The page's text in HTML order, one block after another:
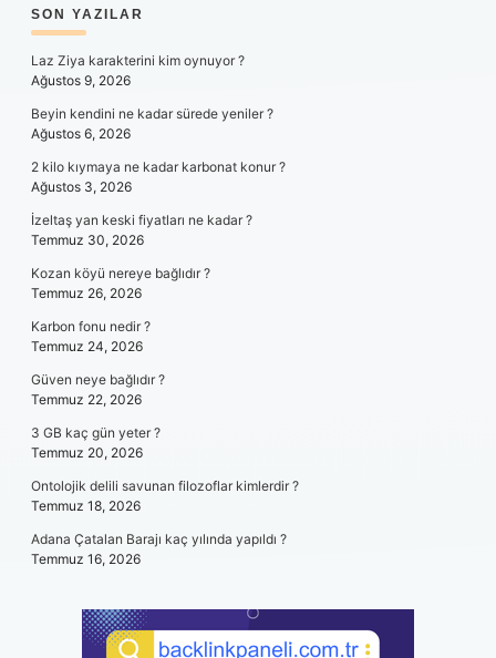
SIDEBAR
SON YAZILAR
Laz Ziya karakterini kim oynuyor ?
Ağustos 9, 2026
Beyin kendini ne kadar sürede yeniler ?
Ağustos 6, 2026
2 kilo kıymaya ne kadar karbonat konur ?
Ağustos 3, 2026
İzeltaş yan keski fiyatları ne kadar ?
Temmuz 30, 2026
Kozan köyü nereye bağlıdır ?
Temmuz 26, 2026
Karbon fonu nedir ?
Temmuz 24, 2026
Güven neye bağlıdır ?
Temmuz 22, 2026
3 GB kaç gün yeter ?
Temmuz 20, 2026
Ontolojik delili savunan filozoflar kimlerdir ?
Temmuz 18, 2026
Adana Çatalan Barajı kaç yılında yapıldı ?
Temmuz 16, 2026